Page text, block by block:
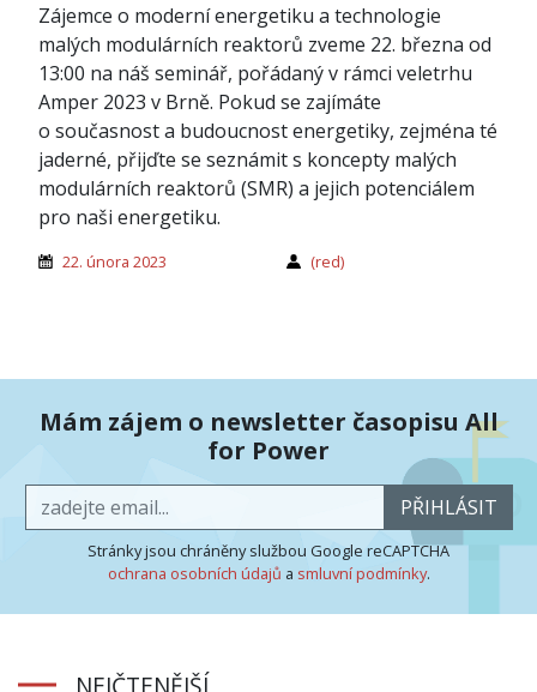
Zájemce o moderní energetiku a technologie
malých modulárních reaktorů zveme 22. března od
13:00 na náš seminář, pořádaný v rámci veletrhu
Amper 2023 v Brně. Pokud se zajímáte
o současnost a budoucnost energetiky, zejména té
jaderné, přijďte se seznámit s koncepty malých
modulárních reaktorů (SMR) a jejich potenciálem
pro naši energetiku.
22. února 2023 (red)
Mám zájem o newsletter časopisu All
for Power
PŘIHLÁSIT
Stránky jsou chráněny službou Google reCAPTCHA
ochrana osobních údajů a smluvní podmínky.
NEJČTENĚJŠÍ